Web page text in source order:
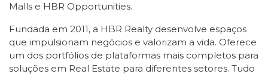
Malls e HBR Opportunities.
Fundada em 2011, a HBR Realty desenvolve espaços
que impulsionam negócios e valorizam a vida. Oferece
um dos portfólios de plataformas mais completos para
soluções em Real Estate para diferentes setores. Tudo